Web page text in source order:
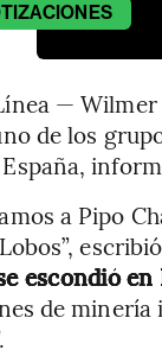
— Wilmer
de los
a Pipo
escondió
de